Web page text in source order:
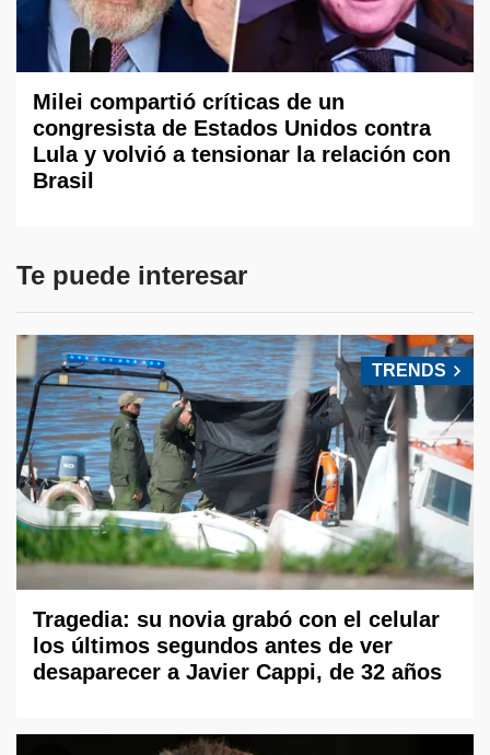
Milei compartió críticas de un
congresista de Estados Unidos contra
Lula y volvió a tensionar la relación con
Brasil
Te puede interesar
TRENDS
Tragedia: su novia grabó con el celular
los últimos segundos antes de ver
desaparecer a Javier Cappi, de 32 años